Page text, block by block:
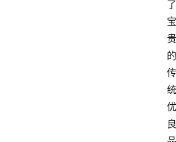
了
宝
贵
的
传
统
优
良